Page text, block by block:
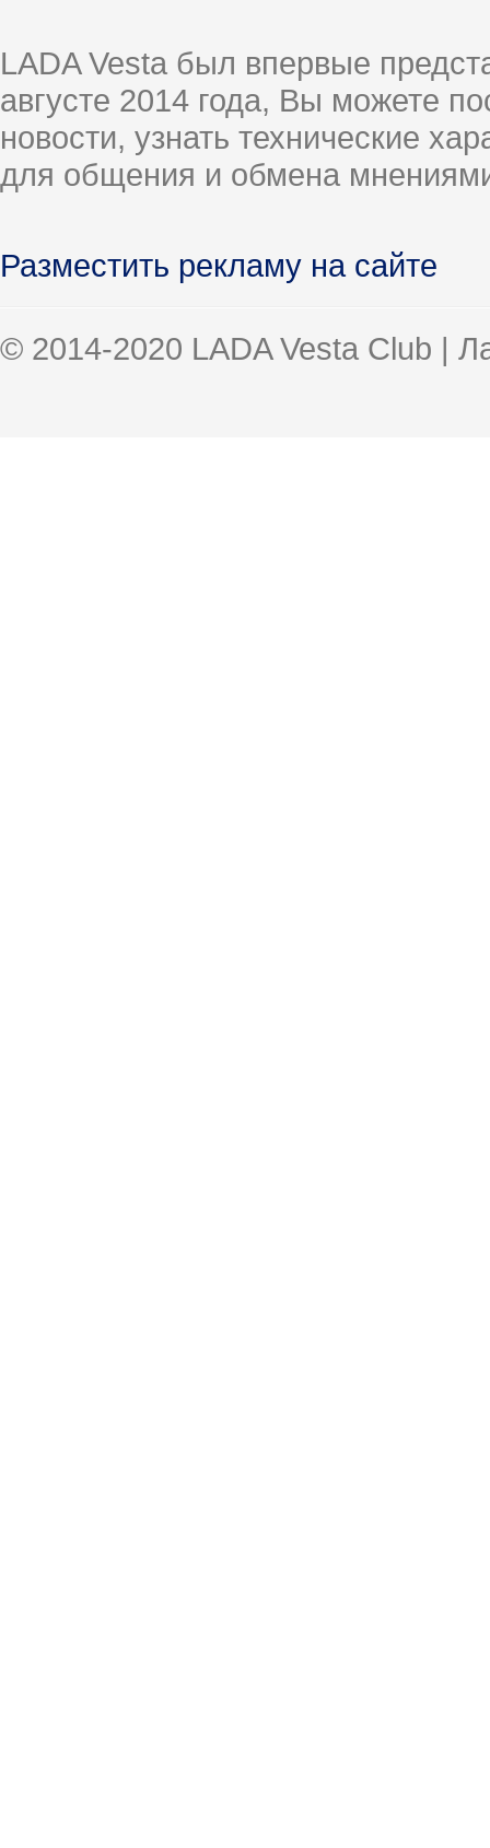
LADA Vesta был впервые
августе 2014 года, Вы можете
новости, узнать технические
для общения и обмена
Разместить рекламу на сайте
© 2014-2020 LADA Vesta Club |